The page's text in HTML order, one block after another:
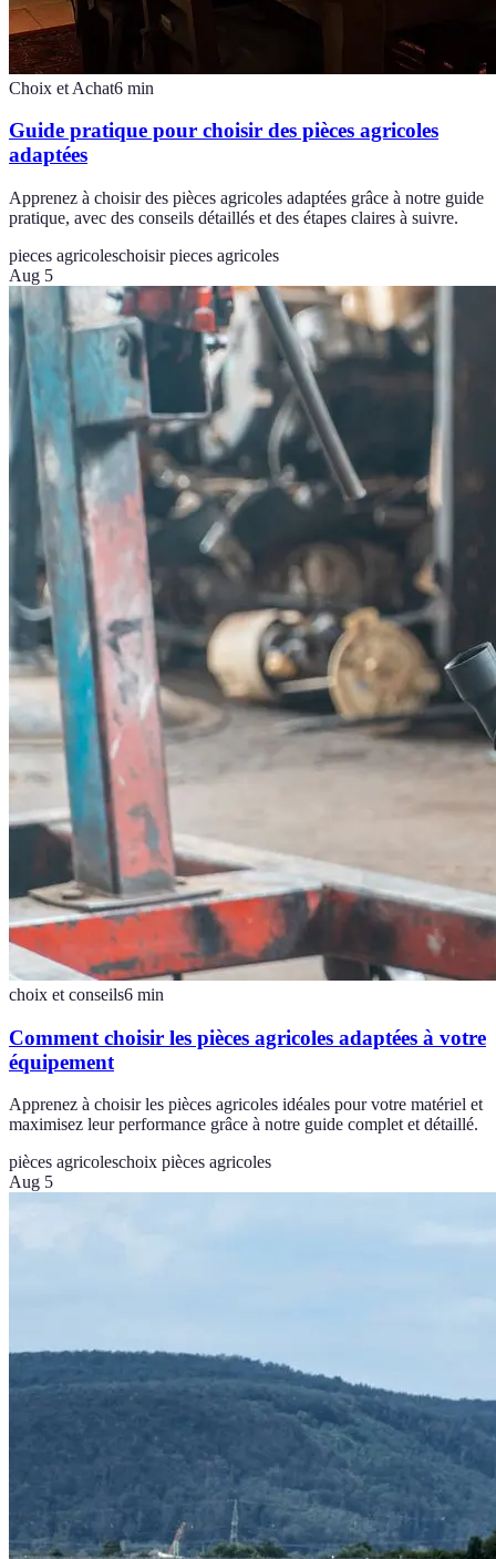
Choix et Achat6 min
Guide pratique pour choisir des pièces agricoles
adaptées
Apprenez à choisir des pièces agricoles adaptées grâce à notre guide
pratique, avec des conseils détaillés et des étapes claires à suivre.
pieces agricoleschoisir pieces agricoles
Aug 5
choix et conseils6 min
Comment choisir les pièces agricoles adaptées à votre
équipement
Apprenez à choisir les pièces agricoles idéales pour votre matériel et
maximisez leur performance grâce à notre guide complet et détaillé.
pièces agricoleschoix pièces agricoles
Aug 5